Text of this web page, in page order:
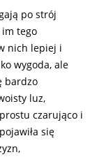
po strój
tego
nich lepiej i
wygoda, ale
bardzo
luz,
czarująco i
się